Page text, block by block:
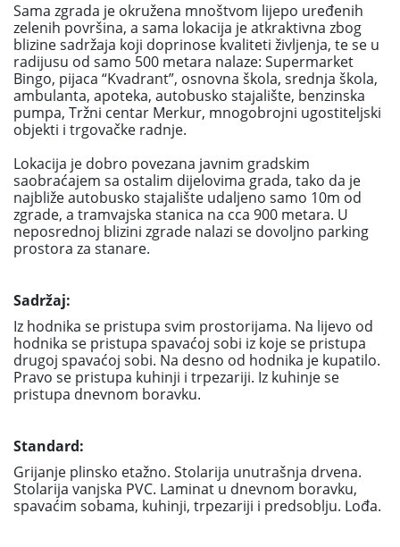
Sama zgrada je okružena mnoštvom lijepo uređenih
zelenih površina, a sama lokacija je atkraktivna zbog
blizine sadržaja koji doprinose kvaliteti življenja, te se u
radijusu od samo 500 metara nalaze: Supermarket
Bingo, pijaca “Kvadrant”, osnovna škola, srednja škola,
ambulanta, apoteka, autobusko stajalište, benzinska
pumpa, Tržni centar Merkur, mnogobrojni ugostiteljski
objekti i trgovačke radnje.
Lokacija je dobro povezana javnim gradskim
saobraćajem sa ostalim dijelovima grada, tako da je
najbliže autobusko stajalište udaljeno samo 10m od
zgrade, a tramvajska stanica na cca 900 metara. U
neposrednoj blizini zgrade nalazi se dovoljno parking
prostora za stanare.
Sadržaj:
Iz hodnika se pristupa svim prostorijama. Na lijevo od
hodnika se pristupa spavaćoj sobi iz koje se pristupa
drugoj spavaćoj sobi. Na desno od hodnika je kupatilo.
Pravo se pristupa kuhinji i trpezariji. Iz kuhinje se
pristupa dnevnom boravku.
Standard:
Grijanje plinsko etažno. Stolarija unutrašnja drvena.
Stolarija vanjska PVC. Laminat u dnevnom boravku,
spavaćim sobama, kuhinji, trpezariji i predsoblju. Lođa.